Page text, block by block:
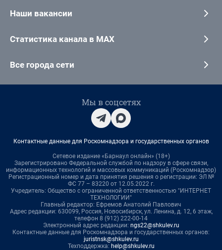
Наши вакансии
Статистика канала в MAX
Все города сети
Мы в соцсетях
Контактные данные для Роскомнадзора и государственных органов
Сетевое издание «Барнаул онлайн» (18+)
Зарегистрировано Федеральной службой по надзору в сфере связи,
информационных технологий и массовых коммуникаций (Роскомнадзор)
Регистрационный номер и дата принятия решения о регистрации: ЭЛ №
ФС 77 – 83220 от 12.05.2022 г.
Учредитель: Общество с ограниченной ответственностью "ИНТЕРНЕТ
ТЕХНОЛОГИИ"
Главный редактор: Ефремов Анатолий Павлович
Адрес редакции: 630099, Россия, Новосибирск, ул. Ленина, д. 12, 6 этаж,
телефон 8 (912) 222-00-14
Электронный адрес редакции: ngs22@shkulev.ru
Контактные данные для Роскомнадзора и государственных органов:
juristnsk@shkulev.ru
Техподдержка: help@shkulev.ru